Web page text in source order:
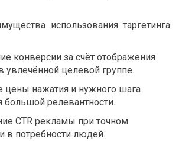
использования таргетинга
конверсии за счёт отображения
увлечённой целевой группе.
цены нажатия и нужного шага
большой релевантности.
CTR рекламы при точном
в потребности людей.